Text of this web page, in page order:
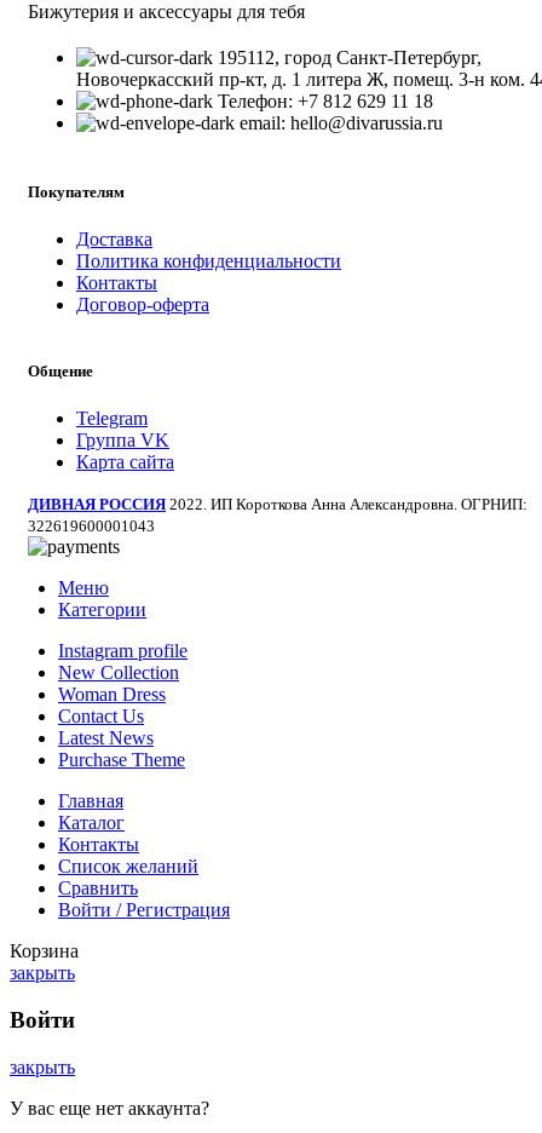
Бижутерия и аксессуары для тебя
195112, город Санкт-Петербург,
Новочеркасский пр-кт, д. 1 литера Ж, помещ. 3-н ком.
Телефон: +7 812 629 11 18
email: hello@divarussia.ru
Покупателям
Доставка
Политика конфиденциальности
Контакты
Договор-оферта
Общение
Telegram
Группа VK
Карта сайта
ДИВНАЯ РОССИЯ 2022. ИП Короткова Анна Александровна. ОГРНИП:
322619600001043
Меню
Категории
Instagram profile
New Collection
Woman Dress
Contact Us
Latest News
Purchase Theme
Главная
Каталог
Контакты
Список желаний
Сравнить
Войти / Регистрация
Корзина
закрыть
Войти
закрыть
У вас еще нет аккаунта?